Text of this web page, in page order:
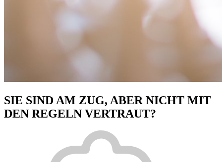
SIE SIND AM ZUG, ABER NICHT MIT
DEN REGELN VERTRAUT?